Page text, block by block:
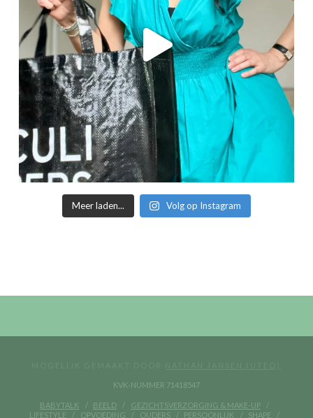
Meer laden... Volg op Instagram
KVK-NUMMER 71418547
BABYTALK BEELD
GEZICHTSVERZORGING & MAKE-UP
LIFESTYLE
OPVOEDING OUDERS PERSOONLIJK SHAPE